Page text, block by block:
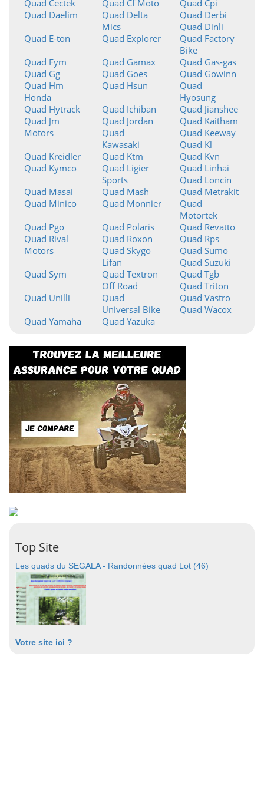
Quad Cectek Quad Cf Moto
Quad Cpi
Quad Daelim
Quad Delta
Mics
Quad Derbi
Quad Dinli
Quad E-ton
Quad Explorer
Quad Factory
Bike
Quad Fym
Quad Gamax
Quad Gas-gas
Quad Gg
Quad Goes
Quad Gowinn
Quad Hm
Honda
Quad Hsun
Quad
Hyosung
Quad Hytrack
Quad Ichiban
Quad Jianshee
Quad Jm
Motors
Quad Jordan
Quad Kaitham
Quad
Kawasaki
Quad Keeway
Quad Kl
Quad Kreidler
Quad Ktm
Quad Kvn
Quad Kymco
Quad Ligier
Sports
Quad Linhai
Quad Loncin
Quad Masai
Quad Mash
Quad Metrakit
Quad Minico
Quad Monnier
Quad
Motortek
Quad Pgo
Quad Polaris
Quad Revatto
Quad Rival
Motors
Quad Roxon
Quad Rps
Quad Skygo
Lifan
Quad Sumo
Quad Suzuki
Quad Sym
Quad Textron
Off Road
Quad Tgb
Quad Triton
Quad Unilli
Quad
Universal Bike
Quad Vastro
Quad Wacox
Quad Yamaha
Quad Yazuka
Top Site
Les quads du SEGALA - Randonnées quad Lot (46)
Votre site ici ?